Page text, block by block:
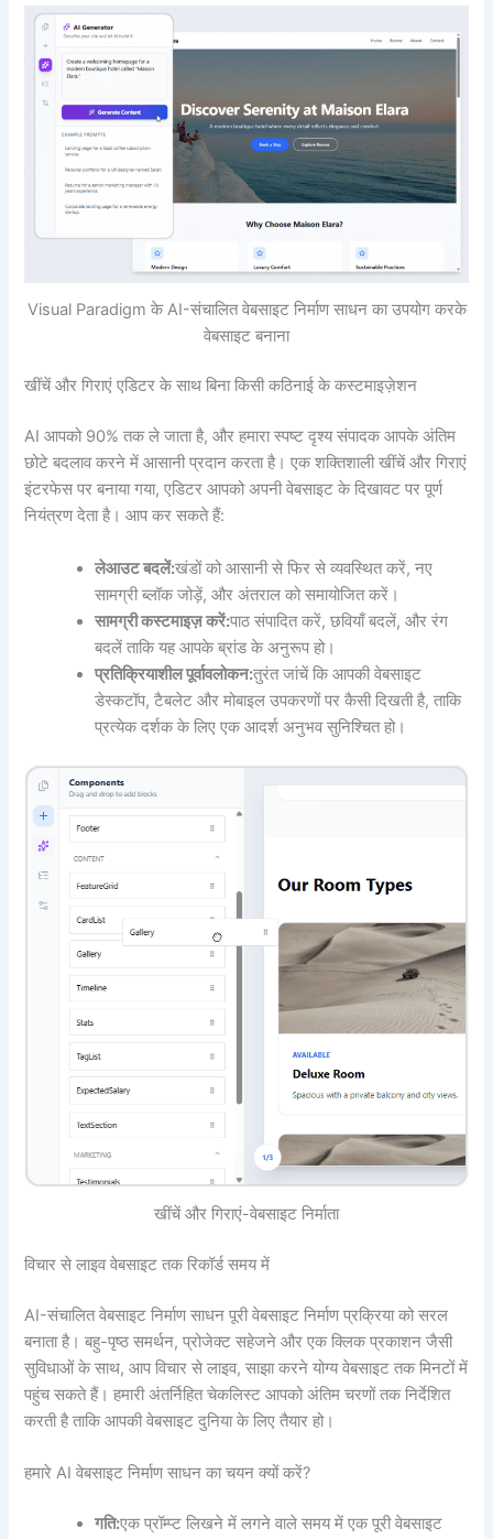
Visual Paradigm के AI-संचालित वेबसाइट निर्माण साधन का उपयोग करके
वेबसाइट बनाना
खींचें और गिराएं एडिटर के साथ बिना किसी कठिनाई के कस्टमाइज़ेशन
AI आपको 90% तक ले जाता है, और हमारा स्पष्ट दृश्य संपादक आपके अंतिम
छोटे बदलाव करने में आसानी प्रदान करता है। एक शक्तिशाली खींचें और गिराएं
इंटरफेस पर बनाया गया, एडिटर आपको अपनी वेबसाइट के दिखावट पर पूर्ण
नियंत्रण देता है। आप कर सकते हैं:
लेआउट बदलें:खंडों को आसानी से फिर से व्यवस्थित करें, नए
सामग्री ब्लॉक जोड़ें, और अंतराल को समायोजित करें।
सामग्री कस्टमाइज़ करें:पाठ संपादित करें, छवियाँ बदलें, और रंग
बदलें ताकि यह आपके ब्रांड के अनुरूप हो।
प्रतिक्रियाशील पूर्वावलोकन:तुरंत जांचें कि आपकी वेबसाइट
डेस्कटॉप, टैबलेट और मोबाइल उपकरणों पर कैसी दिखती है, ताकि
प्रत्येक दर्शक के लिए एक आदर्श अनुभव सुनिश्चित हो।
खींचें और गिराएं-वेबसाइट निर्माता
विचार से लाइव वेबसाइट तक रिकॉर्ड समय में
AI-संचालित वेबसाइट निर्माण साधन पूरी वेबसाइट निर्माण प्रक्रिया को सरल
बनाता है। बहु-पृष्ठ समर्थन, प्रोजेक्ट सहेजने और एक क्लिक प्रकाशन जैसी
सुविधाओं के साथ, आप विचार से लाइव, साझा करने योग्य वेबसाइट तक मिनटों में
पहुंच सकते हैं। हमारी अंतर्निहित चेकलिस्ट आपको अंतिम चरणों तक निर्देशित
करती है ताकि आपकी वेबसाइट दुनिया के लिए तैयार हो।
हमारे AI वेबसाइट निर्माण साधन का चयन क्यों करें?
गति:एक प्रॉम्प्ट लिखने में लगने वाले समय में एक पूरी वेबसाइट